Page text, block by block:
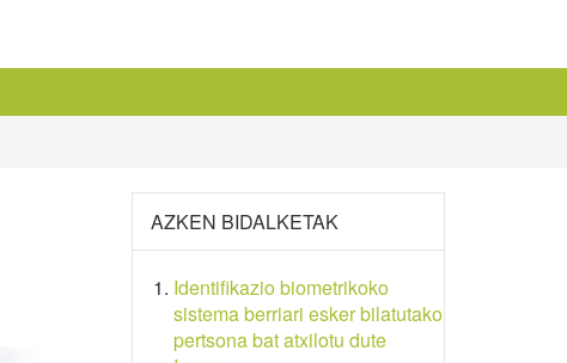
AZKEN BIDALKETAK
Identifikazio biometrikoko
sistema berriari esker bilatutako
pertsona bat atxilotu dute